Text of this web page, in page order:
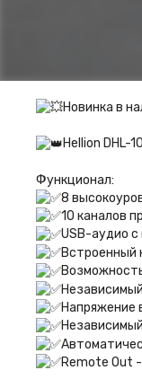
Новинка в
Hellion DHL-
Функционал:
8
10 каналов
USB-аудио
Встроенный
Напряжение
Remote Out